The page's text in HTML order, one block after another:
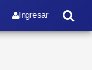
Ingresar